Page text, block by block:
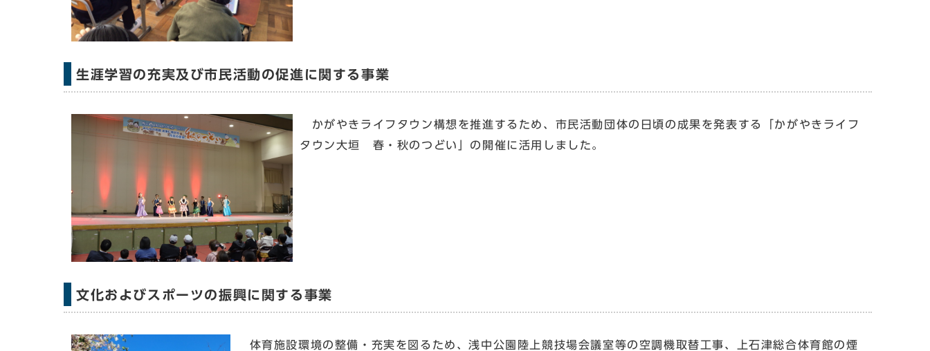
生涯学習の充実及び市民活動の促進に関する事業
かがやきライフタウン構想を推進するため、市民活動団体の日頃の成果を発表する「かがやきライフ
タウン大垣 春・秋のつどい」の開催に活用しました。
文化およびスポーツの振興に関する事業
体育施設環境の整備・充実を図るため、浅中公園陸上競技場会議室等の空調機取替工事、上石津総合体育館の煙